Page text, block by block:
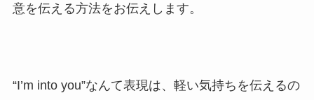
意を伝える方法をお伝えします。
“I’m into you”なんて表現は、軽い気持ちを伝えるの